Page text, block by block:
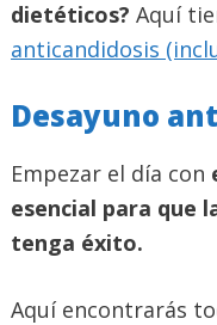
dietéticos? Aquí
anticandidosis
Desayuno
Empezar el día con
esencial para que
tenga éxito.
Aquí encontrarás